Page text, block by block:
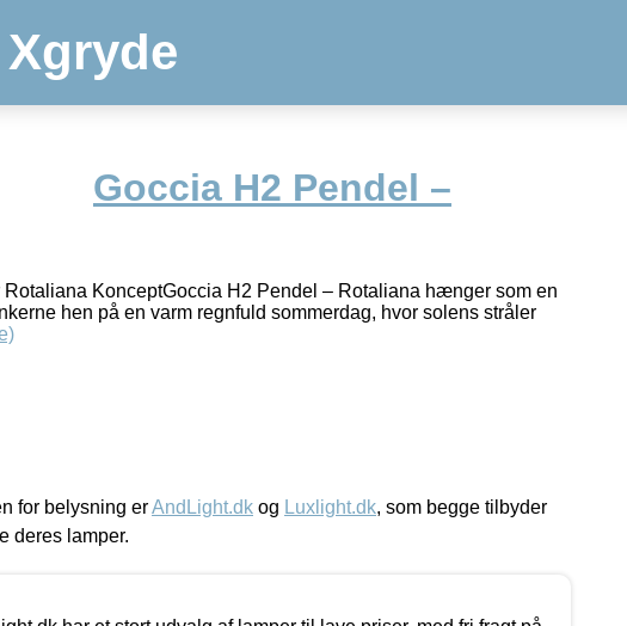
Xgryde
Goccia H2 Pendel –
KonceptGoccia H2 Pendel – Rotaliana hænger som en
hen på en varm regnfuld sommerdag, hvor solens stråler
for belysning erAndLight.dk og Luxlight.dk, som begge tilbyder
deres lamper.